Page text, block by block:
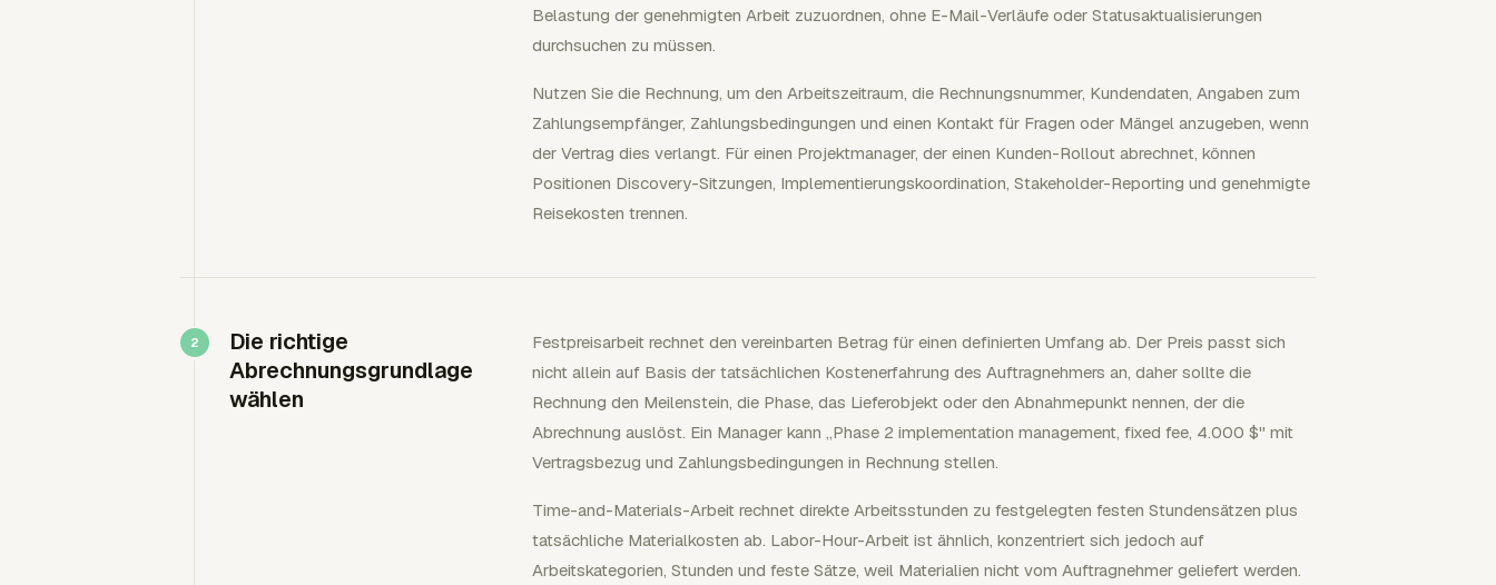
Belastung der genehmigten Arbeit zuzuordnen, ohne E-Mail-Verläufe oder Statusaktualisierungen
durchsuchen zu müssen.
Nutzen Sie die Rechnung, um den Arbeitszeitraum, die Rechnungsnummer, Kundendaten, Angaben zum
Zahlungsempfänger, Zahlungsbedingungen und einen Kontakt für Fragen oder Mängel anzugeben, wenn
der Vertrag dies verlangt. Für einen Projektmanager, der einen Kunden-Rollout abrechnet, können
Positionen Discovery-Sitzungen, Implementierungskoordination, Stakeholder-Reporting und genehmigte
Reisekosten trennen.
Die richtige
Abrechnungsgrundlage
wählen
Festpreisarbeit rechnet den vereinbarten Betrag für einen definierten Umfang ab. Der Preis passt sich
nicht allein auf Basis der tatsächlichen Kostenerfahrung des Auftragnehmers an, daher sollte die
Rechnung den Meilenstein, die Phase, das Lieferobjekt oder den Abnahmepunkt nennen, der die
Abrechnung auslöst. Ein Manager kann „Phase 2 implementation management, fixed fee, 4.000 $" mit
Vertragsbezug und Zahlungsbedingungen in Rechnung stellen.
Time-and-Materials-Arbeit rechnet direkte Arbeitsstunden zu festgelegten festen Stundensätzen plus
tatsächliche Materialkosten ab. Labor-Hour-Arbeit ist ähnlich, konzentriert sich jedoch auf
Arbeitskategorien, Stunden und feste Sätze, weil Materialien nicht vom Auftragnehmer geliefert werden.